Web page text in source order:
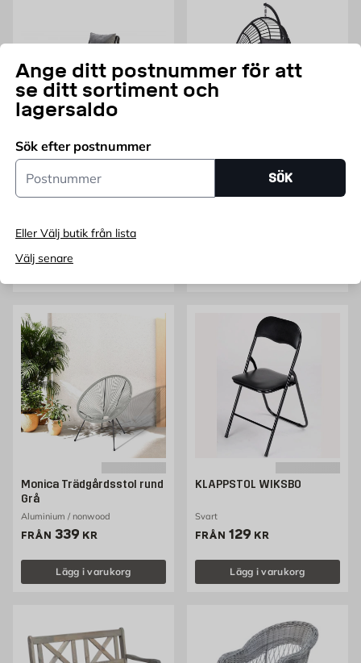
Ange ditt postnummer för att
se ditt sortiment och
lagersaldo
Sök efter postnummer
Postnummer
SÖK
Eller Välj butik från lista
Välj senare
BALTIC GARDEN
pack, grå Baltic Garden
Aluminium/rep
Endast online
Menorca Hängstol ägg
Konstrotting / Stål
Monica Trädgårdsstol rund
Grå
Aluminium / nonwood
FRÅN Pris 339 kr
339 KR
Lägg i varukorg
KLAPPSTOL WIKSBO
Svart
FRÅN Pris 129 kr
129 KR
Lägg i varukorg